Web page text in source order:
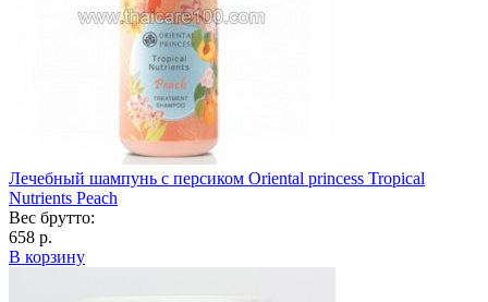
Лечебный шампунь с персиком Oriental princess Tropical
Nutrients Peach
Вес брутто:
658 р.
В корзину